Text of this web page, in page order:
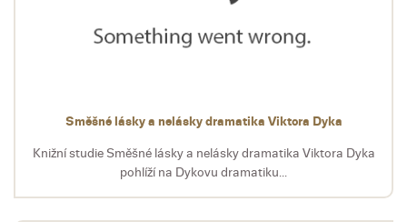
Směšné lásky a nelásky dramatika Viktora Dyka
Knižní studie Směšné lásky a nelásky dramatika Viktora Dyka
pohlíží na Dykovu dramatiku...